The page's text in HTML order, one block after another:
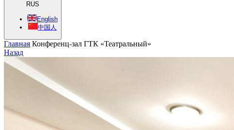
RUS
English
中国人
Главная Конференц-зал ГТК «Театральный»
Назад